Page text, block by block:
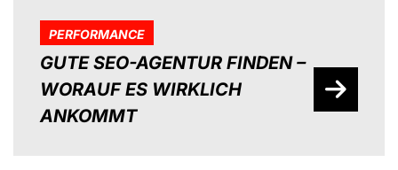
PERFORMANCE
GUTE SEO-AGENTUR FINDEN –
WORAUF ES WIRKLICH
ANKOMMT